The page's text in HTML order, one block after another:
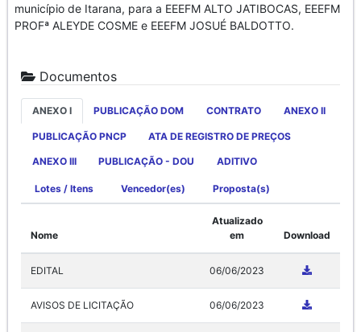
município de Itarana, para a EEEFM ALTO JATIBOCAS, EEEFM
PROFª ALEYDE COSME e EEEFM JOSUÉ BALDOTTO.
Documentos
ANEXO I PUBLICAÇÃO DOM CONTRATO ANEXO II
PUBLICAÇÃO PNCP ATA DE REGISTRO DE PREÇOS
ANEXO III PUBLICAÇÃO - DOU ADITIVO
Lotes / Itens Vencedor(es) Proposta(s)
Nome
Atualizado
em
Download
EDITAL 06/06/2023
AVISOS DE LICITAÇÃO 06/06/2023